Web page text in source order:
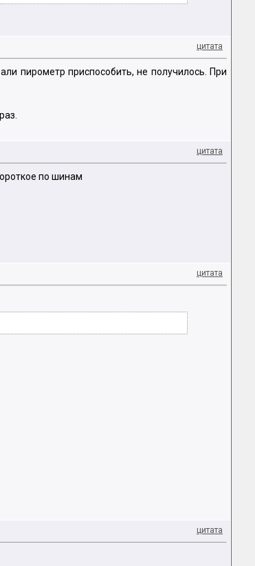
цитата
пирометр приспособить, не получилось. При
цитата
по шинам
цитата
цитата